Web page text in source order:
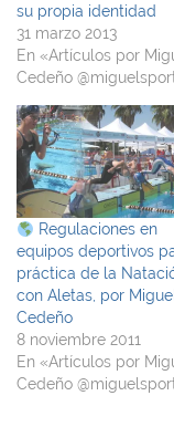
su propia identidad
31 marzo 2013
En «Artículos por
Cedeño
Regulaciones en
equipos deportivos
práctica de la
con Aletas, por
Cedeño
8 noviembre 2011
En «Artículos por
Cedeño